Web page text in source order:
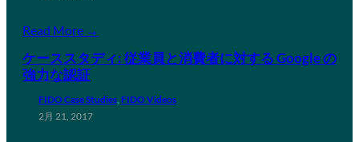
Read More →
ケーススタディ: 従業員と消費者に対する Google の
強力な認証
FIDO Case Studies FIDO Videos
2月 21, 2017